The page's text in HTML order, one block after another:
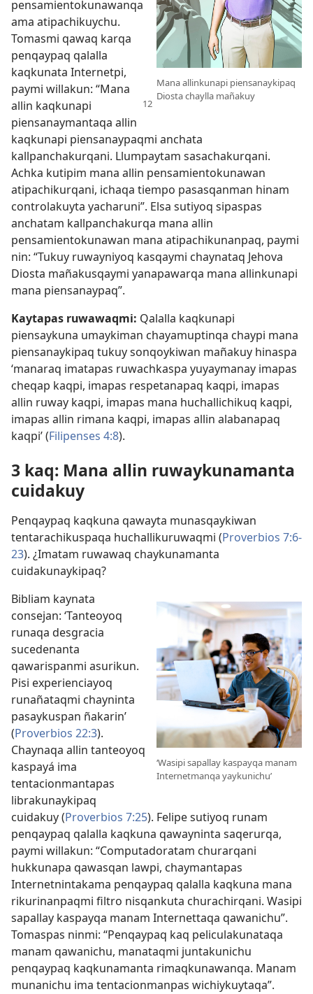
Mana allinkunapi piensanaykipaq
Diosta chaylla mañakuy
pensamientokunawanqa
ama atipachikuychu.
Tomasmi qawaq karqa
penqaypaq qalalla
kaqkunata Internetpi,
paymi willakun: “Mana
allin kaqkunapi
piensanaymantaqa allin
kaqkunapi piensanaypaqmi anchata
kallpanchakurqani. Llumpaytam sasachakurqani.
Achka kutipim mana allin pensamientokunawan
atipachikurqani, ichaqa tiempo pasasqanman hinam
controlakuyta yacharuni”. Elsa sutiyoq sipaspas
anchatam kallpanchakurqa mana allin
pensamientokunawan mana atipachikunanpaq, paymi
nin: “Tukuy ruwayniyoq kasqaymi chaynataq Jehova
Diosta mañakusqaymi yanapawarqa mana allinkunapi
mana piensanaypaq”.
Kaytapas ruwawaqmi: Qalalla kaqkunapi
piensaykuna umaykiman chayamuptinqa chaypi mana
piensanaykipaq tukuy sonqoykiwan mañakuy hinaspa
‘manaraq imatapas ruwachkaspa yuyaymanay imapas
cheqap kaqpi, imapas respetanapaq kaqpi, imapas
allin ruway kaqpi, imapas mana huchallichikuq kaqpi,
imapas allin rimana kaqpi, imapas allin alabanapaq
kaqpi’ (Filipenses 4:8).
3 kaq: Mana allin ruwaykunamanta
cuidakuy
Penqaypaq kaqkuna qawayta munasqaykiwan
tentarachikuspaqa huchallikuruwaqmi (Proverbios 7:6-
23). ¿Imatam ruwawaq chaykunamanta
cuidakunaykipaq?
‘Wasipi sapallay kaspayqa manam
Internetmanqa yaykunichu’
Bibliam kaynata
consejan: ‘Tanteoyoq
runaqa desgracia
sucedenanta
qawarispanmi asurikun.
Pisi experienciayoq
runañataqmi chayninta
pasaykuspan ñakarin’
(Proverbios 22:3).
Chaynaqa allin tanteoyoq
kaspayá ima
tentacionmantapas
librakunaykipaq
cuidakuy (Proverbios 7:25). Felipe sutiyoq runam
penqaypaq qalalla kaqkuna qawayninta saqerurqa,
paymi willakun: “Computadoratam churarqani
hukkunapa qawasqan lawpi, chaymantapas
Internetnintakama penqaypaq qalalla kaqkuna mana
rikurinanpaqmi filtro nisqankuta churachirqani. Wasipi
sapallay kaspayqa manam Internettaqa qawanichu”.
Tomaspas ninmi: “Penqaypaq kaq peliculakunataqa
manam qawanichu, manataqmi juntakunichu
penqaypaq kaqkunamanta rimaqkunawanqa. Manam
munanichu ima tentacionmanpas wichiykuytaqa”.